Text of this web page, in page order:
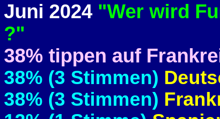
Juni 2024 "Wer wird
?"
38% tippen auf
38% (3 Stimmen)
38% (3 Stimmen)